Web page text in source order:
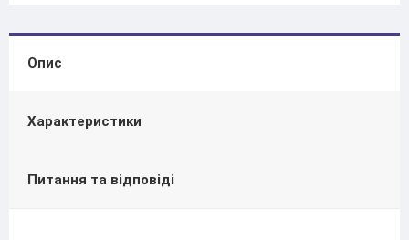
Опис
Характеристики
Питання та відповіді